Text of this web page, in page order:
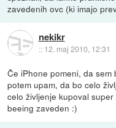
zavedenih ovc (ki imajo
nekikr
:: 12. maj 2010, 12:31
Če iPhone pomeni, da
potem upam, da bo celo
celo življenje kupoval
beeing zaveden :)